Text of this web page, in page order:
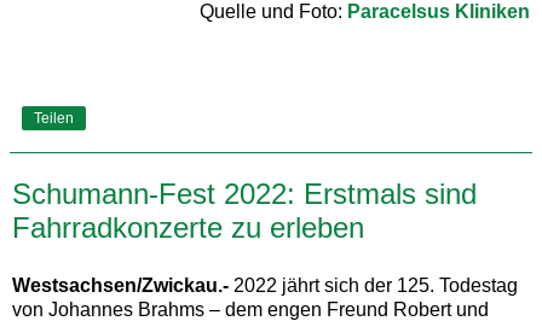
Quelle und Foto: Paracelsus Kliniken
Teilen
Schumann-Fest 2022: Erstmals sind
Fahrradkonzerte zu erleben
Westsachsen/Zwickau.- 2022 jährt sich der 125. Todestag
von Johannes Brahms – dem engen Freund Robert und